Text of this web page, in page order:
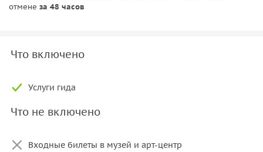
отмене за 48 часов
Что включено
Услуги гида
Что не включено
Входные билеты в музей и арт-центр